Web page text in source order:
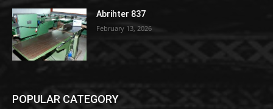
Abrihter 837
February 13, 2026
POPULAR CATEGORY